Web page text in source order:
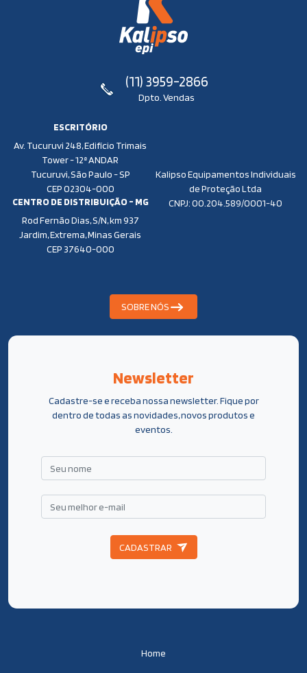
(11) 3959-2866
Dpto. Vendas
ESCRITÓRIO
Av. Tucuruvi 248, Edifício Trimais
Tower - 12ª ANDAR
Tucuruvi, São Paulo - SP
CEP 02304-000
CENTRO DE DISTRIBUIÇÃO - MG
Rod Fernão Dias, S/N, km 937
Jardim, Extrema, Minas Gerais
CEP 37640-000
Kalipso Equipamentos Individuais
de Proteção Ltda
CNPJ: 00.204.589/0001-40
SOBRE NÓS
Newsletter
Cadastre-se e receba nossa newsletter. Fique por
dentro de todas as novidades, novos produtos e
eventos.
CADASTRAR
Home